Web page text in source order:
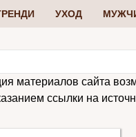
УХОД
материалов сайта
ссылки на